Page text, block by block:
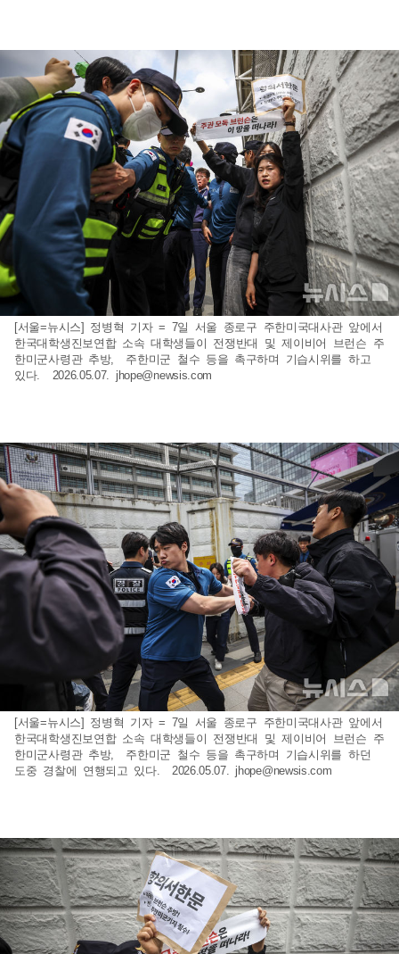
[서울=뉴시스] 정병혁 기자 = 7일 서울 종로구 주한미국대사관 앞에서
한국대학생진보연합 소속 대학생들이 전쟁반대 및 제이비어 브런슨 주
한미군사령관 추방, 주한미군 철수 등을 촉구하며 기습시위를 하고
있다. 2026.05.07. jhope@newsis.com
[서울=뉴시스] 정병혁 기자 = 7일 서울 종로구 주한미국대사관 앞에서
한국대학생진보연합 소속 대학생들이 전쟁반대 및 제이비어 브런슨 주
한미군사령관 추방, 주한미군 철수 등을 촉구하며 기습시위를 하던
도중 경찰에 연행되고 있다. 2026.05.07. jhope@newsis.com